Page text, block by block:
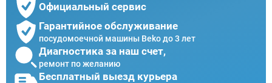
Официальный сервис
Гарантийное обслуживание
посудомоечной машины Beko до 3 лет
Диагностика за наш счет,
ремонт по желанию
Бесплатный выезд курьера